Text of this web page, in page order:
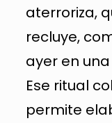
aterroriza,
recluye,
ayer en
Ese ritual
permite